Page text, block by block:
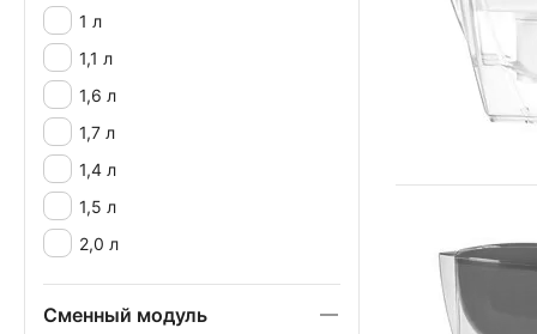
1 л
1,1 л
1,6 л
1,7 л
1,4 л
1,5 л
2,0 л
Сменный модуль